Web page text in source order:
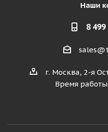
Наши
8 499
г. Москва, 2-я
Время